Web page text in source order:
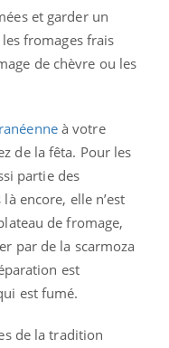
et garder un
fromages frais
de chèvre ou les
à votre
de la fêta. Pour les
partie des
encore, elle n’est
de fromage,
par de la scarmoza
est
est fumé.
de la tradition